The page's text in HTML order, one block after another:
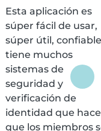
Esta aplicación es
súper fácil de usar,
súper útil,
tiene muchos
sistemas de
seguridad y
verificación de
identidad que
que los miembros